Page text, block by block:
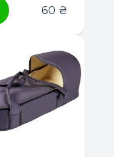
60 ₴